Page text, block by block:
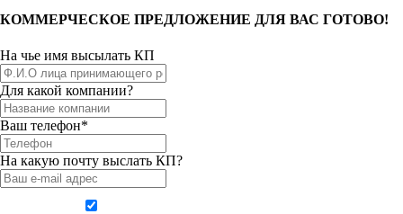
КОММЕРЧЕСКОЕ ПРЕДЛОЖЕНИЕ ДЛЯ ВАС ГОТОВО!
На чье имя высылать КП
Для какой компании?
Ваш телефон*
На какую почту выслать КП?